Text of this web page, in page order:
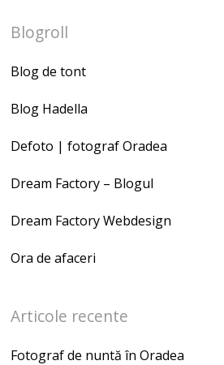
Blogroll
Blog de tont
Blog Hadella
Defoto | fotograf Oradea
Dream Factory – Blogul
Dream Factory Webdesign
Ora de afaceri
Articole recente
Fotograf de nuntă în Oradea